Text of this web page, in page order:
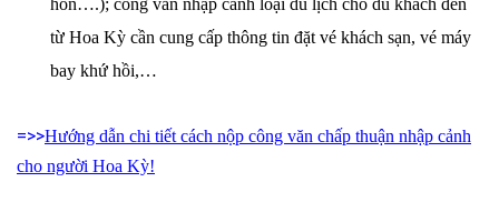
hôn….); công văn nhập cảnh loại du lịch cho du khách đến
từ Hoa Kỳ cần cung cấp thông tin đặt vé khách sạn, vé máy
bay khứ hồi,…
=>>Hướng dẫn chi tiết cách nộp công văn chấp thuận nhập cảnh
cho người Hoa Kỳ!